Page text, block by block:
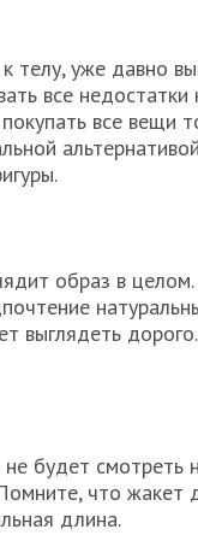
телу, уже давно
все
все вещи
образ в
выглядеть дорого.
будет
что
длина.